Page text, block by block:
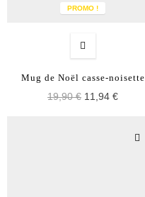
PROMO !
Mug de Noël casse-noisette
19,90 € 11,94 €